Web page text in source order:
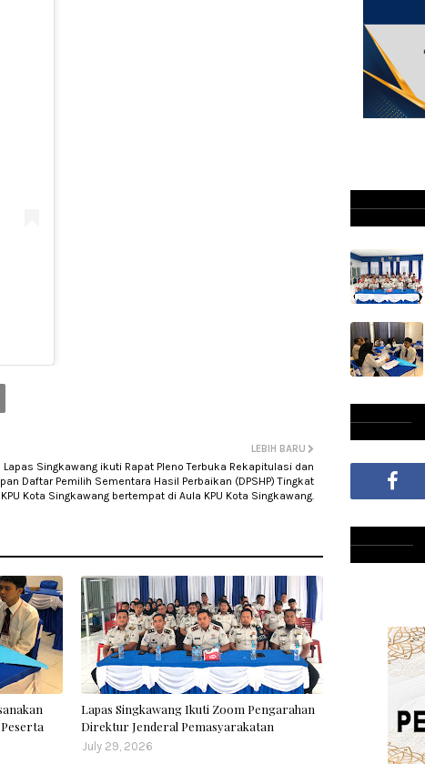
LEBIH BARU
Lapas Singkawang ikuti Rapat Pleno Terbuka Rekapitulasi dan
Daftar Pemilih Sementara Hasil Perbaikan (DPSHP) Tingkat
KPU Kota Singkawang bertempat di Aula KPU Kota Singkawang.
Lapas Singkawang Ikuti Zoom Pengarahan
Direktur Jenderal Pemasyarakatan
July 29, 2026